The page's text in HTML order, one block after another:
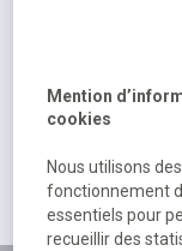
excuser
Mention
cookies
Nous utilisons
fonctionnement
essentiels pour
recueillir des